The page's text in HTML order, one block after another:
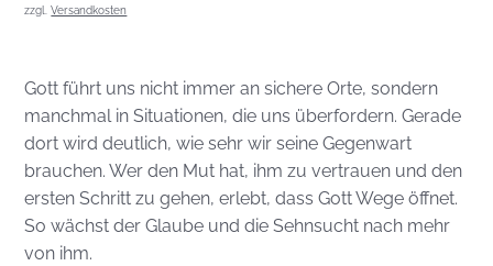
zzgl.Versandkosten
Gott führt uns nicht immer an sichere Orte, sondern
manchmal in Situationen, die uns überfordern. Gerade
dort wird deutlich, wie sehr wir seine Gegenwart
brauchen. Wer den Mut hat, ihm zu vertrauen und den
ersten Schritt zu gehen, erlebt, dass Gott Wege öffnet.
So wächst der Glaube und die Sehnsucht nach mehr
von ihm.